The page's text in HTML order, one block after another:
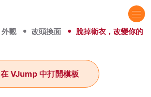
外觀 改頭換面
脫掉衛衣，改變你的
在 VJump 中打開模板